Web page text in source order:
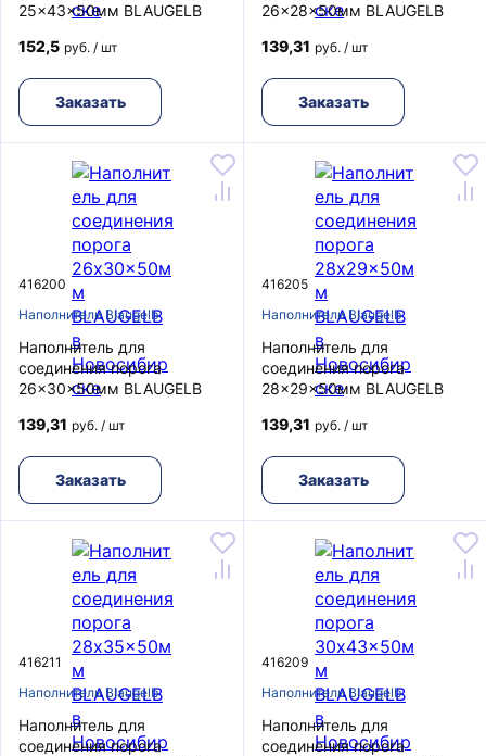
25x43x50мм BLAUGELB
152,5 руб. / шт
Заказать
26x28x50мм BLAUGELB
139,31 руб. / шт
Заказать
416200
Наполнители Blaugelb
Наполнитель для
соединения порога
26x30x50мм BLAUGELB
139,31 руб. / шт
Заказать
416205
Наполнители Blaugelb
Наполнитель для
соединения порога
28x29x50мм BLAUGELB
139,31 руб. / шт
Заказать
416211
Наполнители Blaugelb
Наполнитель для
соединения порога
416209
Наполнители Blaugelb
Наполнитель для
соединения порога